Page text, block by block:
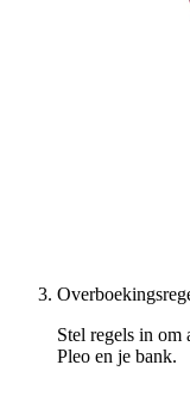
Stel regels in om
Pleo en je bank.